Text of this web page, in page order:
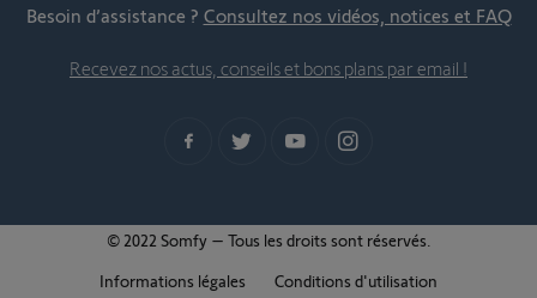
Besoin d’assistance ? Consultez nos vidéos, notices et FAQ
Recevez nos actus, conseils et bons plans par email !
© 2022 Somfy – Tous les droits sont réservés.
Informations légales
Conditions d'utilisation